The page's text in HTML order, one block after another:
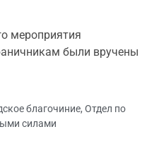
мероприятия
были вручены
благочиние, Отдел по
силами